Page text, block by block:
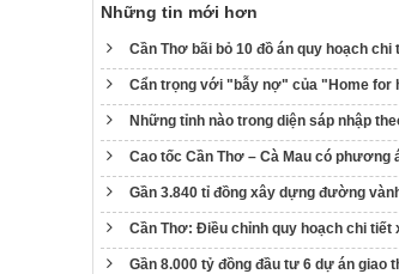
Những tin mới hơn
Cần Thơ bãi bỏ 10 đồ án quy hoạch
Cẩn trọng với "bẫy nợ" của "Home for
Những tỉnh nào trong diện sáp nhập
Cao tốc Cần Thơ – Cà Mau có phương
Gần 3.840 tỉ đồng xây dựng đường
Cần Thơ: Điều chỉnh quy hoạch chi tiết
Gần 8.000 tỷ đồng đầu tư 6 dự án giao